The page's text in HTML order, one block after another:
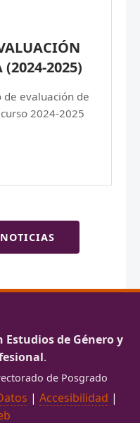
(2024-2025)
de evaluación de
2024-2025
de Género y
.
de Posgrado
| Accesibilidad |